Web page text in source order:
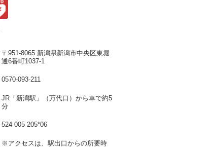
〒951-8065 新潟県新潟市中央区東堀
通6番町1037-1
0570-093-211
JR「新潟駅」（万代口）から車で約5
分
524 005 205*06
※アクセスは、駅出口からの所要時